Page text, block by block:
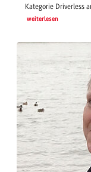
Kategorie Driverless
weiterlesen